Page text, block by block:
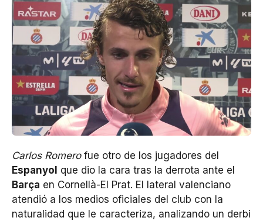
Carlos Romerofue otro de los jugadores del
Espanyol que dio la cara tras la derrota ante el
Barça en Cornellà-El Prat. El lateral valenciano
atendió a los medios oficiales del club con la
naturalidad que le caracteriza, analizando un derbi